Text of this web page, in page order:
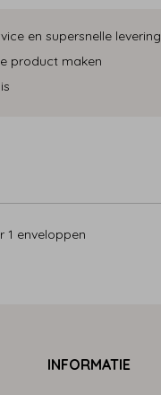
en supersnelle levering
product maken
1 enveloppen
INFORMATIE